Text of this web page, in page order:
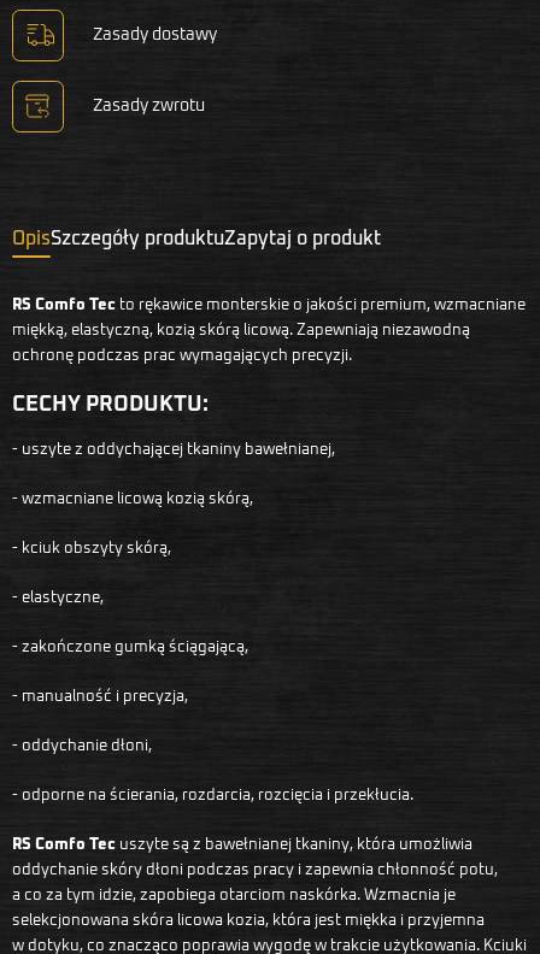
Zasady dostawy
Zasady zwrotu
OpisSzczegóły produktuZapytaj o produkt
RS Comfo Tec to rękawice monterskie o jakości premium, wzmacniane
miękką, elastyczną, kozią skórą licową. Zapewniają niezawodną
ochronę podczas prac wymagających precyzji.
CECHY PRODUKTU:
- uszyte z oddychającej tkaniny bawełnianej,
- wzmacniane licową kozią skórą,
- kciuk obszyty skórą,
- elastyczne,
- zakończone gumką ściągającą,
- manualność i precyzja,
- oddychanie dłoni,
- odporne na ścierania, rozdarcia, rozcięcia i przekłucia.
RS Comfo Tec uszyte są z bawełnianej tkaniny, która umożliwia
oddychanie skóry dłoni podczas pracy i zapewnia chłonność potu,
a co za tym idzie, zapobiega otarciom naskórka. Wzmacnia je
selekcjonowana skóra licowa kozia, która jest miękka i przyjemna
w dotyku, co znacząco poprawia wygodę w trakcie użytkowania. Kciuki